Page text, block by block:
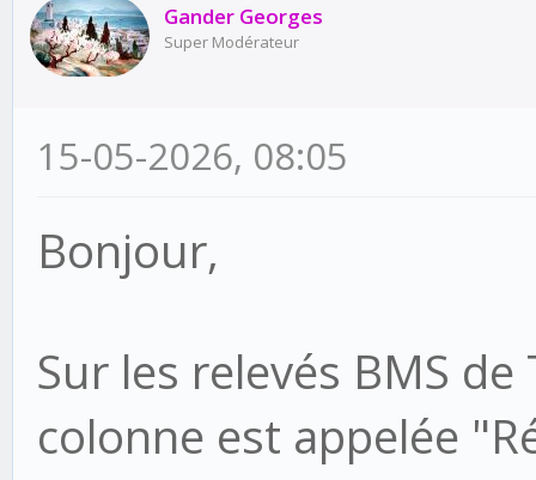
Gander Georges
Super Modérateur
15-05-2026, 08:05
Bonjour,
Sur les relevés BMS
colonne est appelée